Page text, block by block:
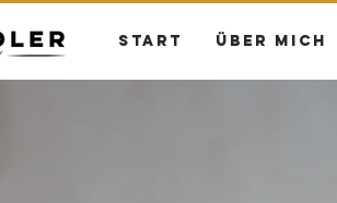
START ÜBER MICH